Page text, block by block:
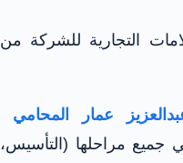
التجارية للشركة من
عمار المحامي
جميع مراحلها (التأسيس،